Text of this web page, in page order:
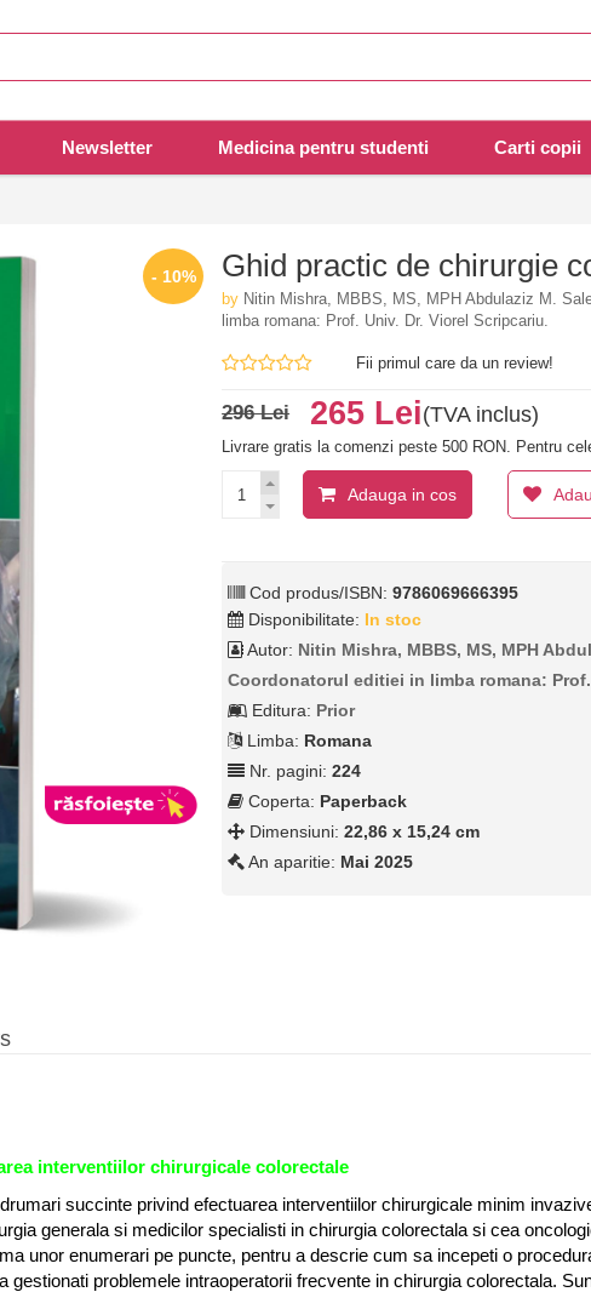
Newsletter Medicina pentru studenti Carti copii
- 10% Ghid practic de chirurgie
by Nitin Mishra, MBBS, MS, MPH Abdulaziz M.
limba romana: Prof. Univ. Dr. Viorel Scripcariu.
Fii primul care da un review!
296 Lei 265 Lei(TVA inclus)
Livrare gratis la comenzi peste 500 RON. Pentru
Adauga in cos
Cod produs/ISBN:9786069666395
Disponibilitate: In stoc
Autor: Nitin Mishra, MBBS, MS, MPH
Coordonatorul editiei in limba romana:
Editura: Prior
Limba: Romana
Nr. pagini:224
Coperta: Paperback
Dimensiuni:22,86 x 15,24 cm
An aparitie: Mai 2025
interventiilor chirurgicale colorectale
succinte privind efectuarea interventiilor chirurgicale minim
generala si medicilor specialisti in chirurgia colorectala si cea
unor enumerari pe puncte, pentru a descrie cum sa incepeti o
gestionati problemele intraoperatorii frecvente in chirurgia colorectala.